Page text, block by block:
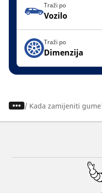
Traži po
Vozilo
Traži po
Dimenzija
/ Kada zamijeniti